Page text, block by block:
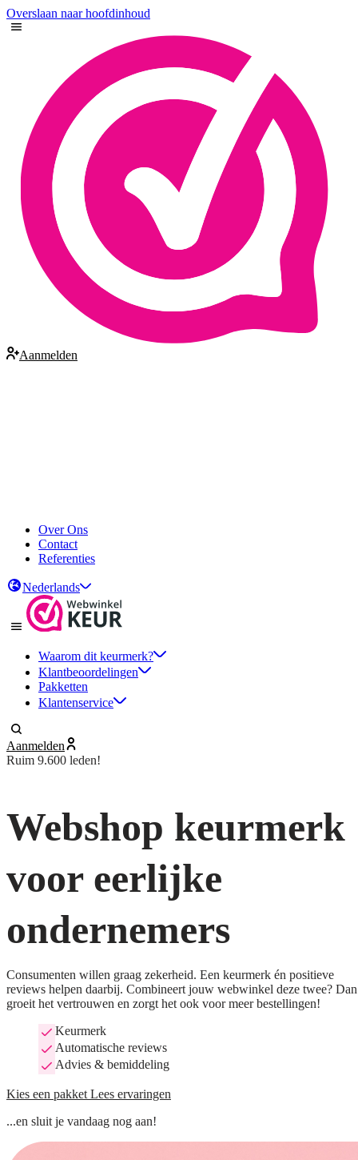
Overslaan naar hoofdinhoud
Aanmelden
Over Ons
Contact
Referenties
Nederlands
Waarom dit keurmerk?
Klantbeoordelingen
Pakketten
Klantenservice
Aanmelden
Ruim 9.600 leden!
Webshop keurmerk
voor eerlijke
ondernemers
Consumenten willen graag zekerheid. Een keurmerk én positieve
reviews helpen daarbij. Combineert jouw webwinkel deze twee? Dan
groeit het vertrouwen en zorgt het ook voor meer bestellingen!
Keurmerk
Automatische reviews
Advies & bemiddeling
Kies een pakket Lees ervaringen
...en sluit je vandaag nog aan!